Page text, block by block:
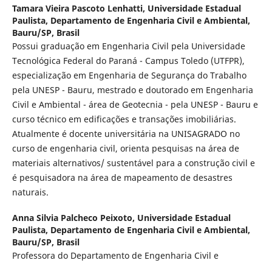
Tamara Vieira Pascoto Lenhatti, Universidade Estadual
Paulista, Departamento de Engenharia Civil e Ambiental,
Bauru/SP, Brasil
Possui graduação em Engenharia Civil pela Universidade
Tecnológica Federal do Paraná - Campus Toledo (UTFPR),
especialização em Engenharia de Segurança do Trabalho
pela UNESP - Bauru, mestrado e doutorado em Engenharia
Civil e Ambiental - área de Geotecnia - pela UNESP - Bauru e
curso técnico em edificações e transações imobiliárias.
Atualmente é docente universitária na UNISAGRADO no
curso de engenharia civil, orienta pesquisas na área de
materiais alternativos/ sustentável para a construção civil e
é pesquisadora na área de mapeamento de desastres
naturais.
Anna Silvia Palcheco Peixoto, Universidade Estadual
Paulista, Departamento de Engenharia Civil e Ambiental,
Bauru/SP, Brasil
Professora do Departamento de Engenharia Civil e